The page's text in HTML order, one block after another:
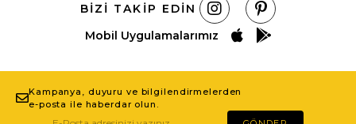
BIZI TAKIP EDIN
Mobil Uygulamalarımız
Kampanya, duyuru ve bilgilendirmelerden
e-posta ile haberdar olun.